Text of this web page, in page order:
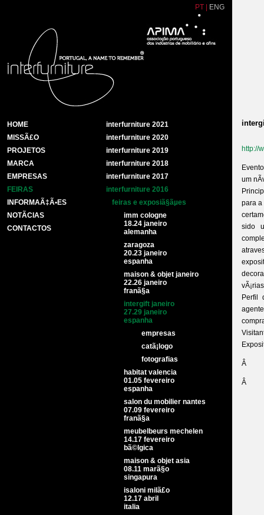
PT ENG
HOME
MISSÃ£O
PROJETOS
MARCA
EMPRESAS
FEIRAS
INFORMAÃ‡Ã•ES
NOTÃ­CIAS
CONTACTOS
interfurniture 2021
interfurniture 2020
interfurniture 2019
interfurniture 2018
interfurniture 2017
interfurniture 2016
feiras e exposiã§ãµes
imm cologne
18.24 janeiro
alemanha
zaragoza
20.23 janeiro
espanha
maison & objet janeiro
22.26 janeiro
franã§a
intergift janeiro
27.29 janeiro
espanha
empresas
catã¡logo
fotografias
habitat valencia
01.05 fevereiro
espanha
salon du mobilier nantes
07.09 fevereiro
franã§a
meubelbeurs mechelen
14.17 fevereiro
bã©lgica
maison & objet asia
08.11 marã§o
singapura
isaloni milã£o
12.17 abril
italia
http://
um
para a
sido
Perfil
Â
Â